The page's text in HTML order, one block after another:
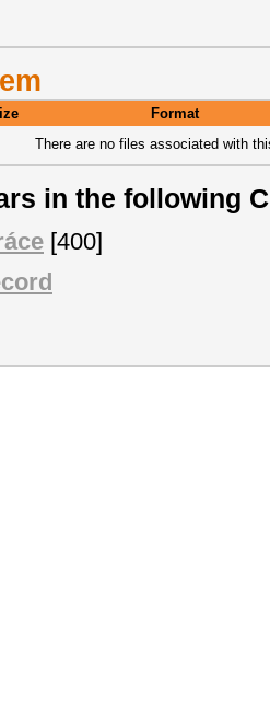
Format
There are no files associated with
in the following
[400]